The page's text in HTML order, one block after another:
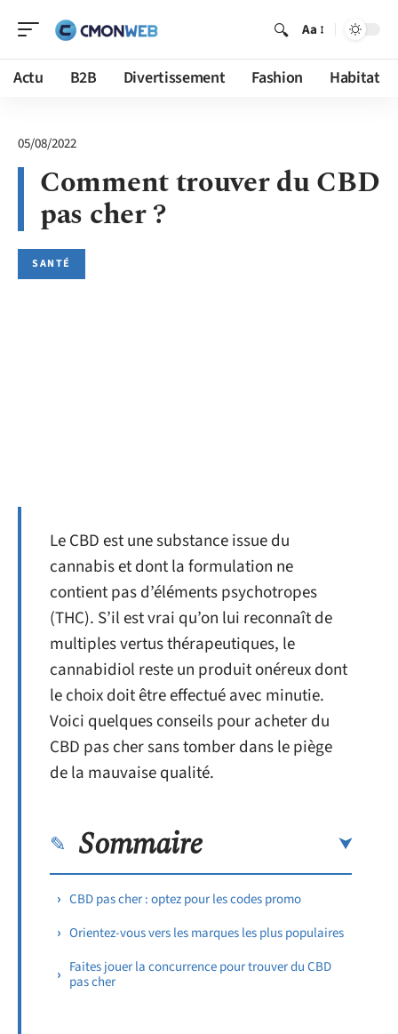
Aa
Actu B2B Divertissement Fashion Habitat
05/08/2022
Comment trouver du CBD
pas cher ?
SANTÉ
Le CBD est une substance issue du
cannabis et dont la formulation ne
contient pas d’éléments psychotropes
(THC). S’il est vrai qu’on lui reconnaît de
multiples vertus thérapeutiques, le
cannabidiol reste un produit onéreux dont
le choix doit être effectué avec minutie.
Voici quelques conseils pour acheter du
CBD pas cher sans tomber dans le piège
de la mauvaise qualité.
Sommaire
CBD pas cher : optez pour les codes promo
Orientez-vous vers les marques les plus populaires
Faites jouer la concurrence pour trouver du CBD
pas cher